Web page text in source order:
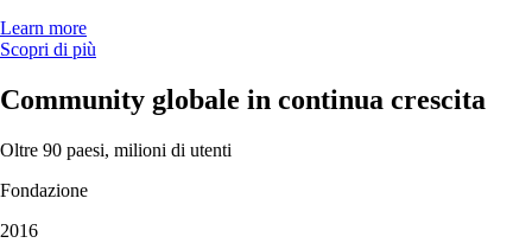
Learn more
Scopri di più
Community globale in continua crescita
Oltre 90 paesi, milioni di utenti
Fondazione
2016